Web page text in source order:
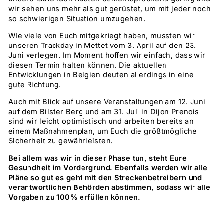
wir sehen uns mehr als gut gerüstet, um mit jeder noch
so schwierigen Situation umzugehen.
WIe viele von Euch mitgekriegt haben, mussten wir
unseren Trackday in Mettet vom 3. April auf den 23.
Juni verlegen. Im Moment hoffen wir einfach, dass wir
diesen Termin halten können. Die aktuellen
Entwicklungen in Belgien deuten allerdings in eine
gute Richtung.
Auch mit Blick auf unsere Veranstaltungen am 12. Juni
auf dem Bilster Berg und am 31. Juli in Dijon Prenois
sind wir leicht optimistisch und arbeiten bereits an
einem Maßnahmenplan, um Euch die größtmögliche
Sicherheit zu gewährleisten.
Bei allem was wir in dieser Phase tun, steht Eure
Gesundheit im Vordergrund. Ebenfalls werden wir alle
Pläne so gut es geht mit den Streckenbetreibern und
verantwortlichen Behörden abstimmen, sodass wir alle
Vorgaben zu 100% erfüllen können.